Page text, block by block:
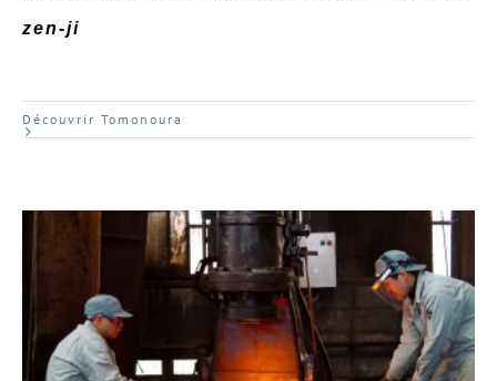
zen-ji
Découvrir Tomonoura